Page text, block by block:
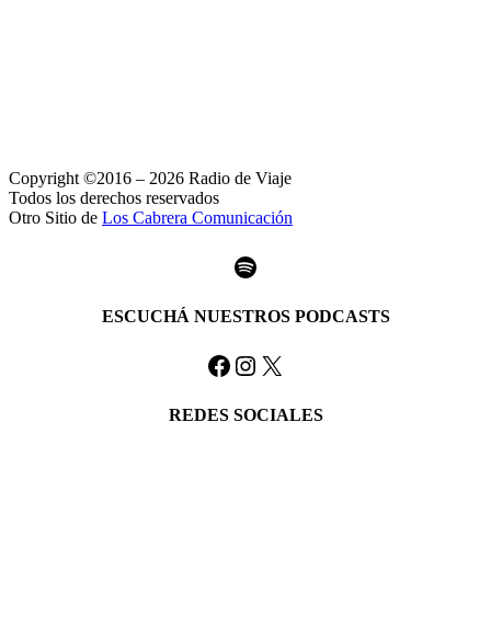
Copyright ©2016 – 2026 Radio de Viaje
Todos los derechos reservados
Otro Sitio de Los Cabrera Comunicación
Spotify
ESCUCHÁ NUESTROS PODCASTS
Facebook
Instagram
X
REDES SOCIALES